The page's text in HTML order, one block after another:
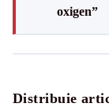
oxigen”
Distribuie